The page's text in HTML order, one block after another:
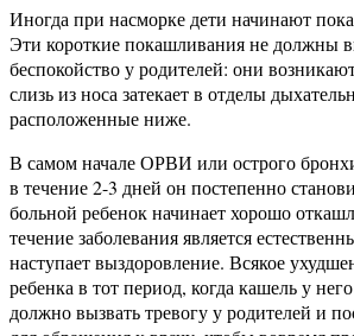
Иногда при насморке дети начинают
Эти короткие покашливания не должны
беспокойство у родителей: они
слизь из носа затекает в отделы
расположенные ниже.
В самом начале ОРВИ или острого
в течение 2-3 дней он постепенно
больной ребенок начинает хорошо
течение заболевания является
наступает выздоровление. Всякое
ребенка в тот период, когда кашель у
должно вызвать тревогу у родителей и